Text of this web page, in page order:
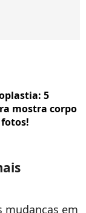
5
mostra corpo
mudanças em